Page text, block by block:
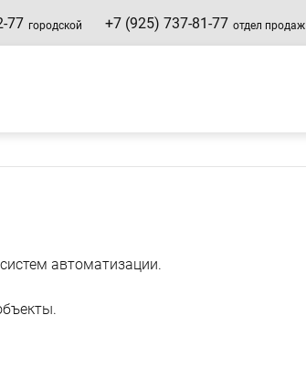
77 городской +7 (925) 737-81-77 отдел продаж
автоматизации.